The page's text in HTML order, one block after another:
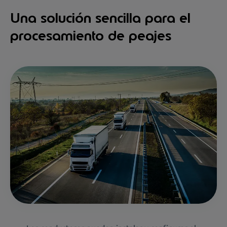
Una solución sencilla para el
procesamiento de peajes